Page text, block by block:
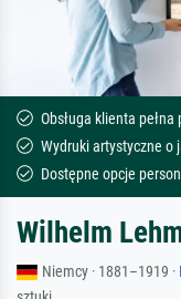
Obsługa klienta pełna
Wydruki artystyczne o
Dostępne opcje
Wilhelm
Niemcy · 1881–1919 ·